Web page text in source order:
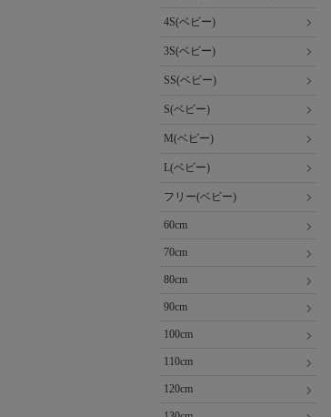
4S(ベビー)
3S(ベビー)
SS(ベビー)
S(ベビー)
M(ベビー)
L(ベビー)
フリー(ベビー)
60cm
70cm
80cm
90cm
100cm
110cm
120cm